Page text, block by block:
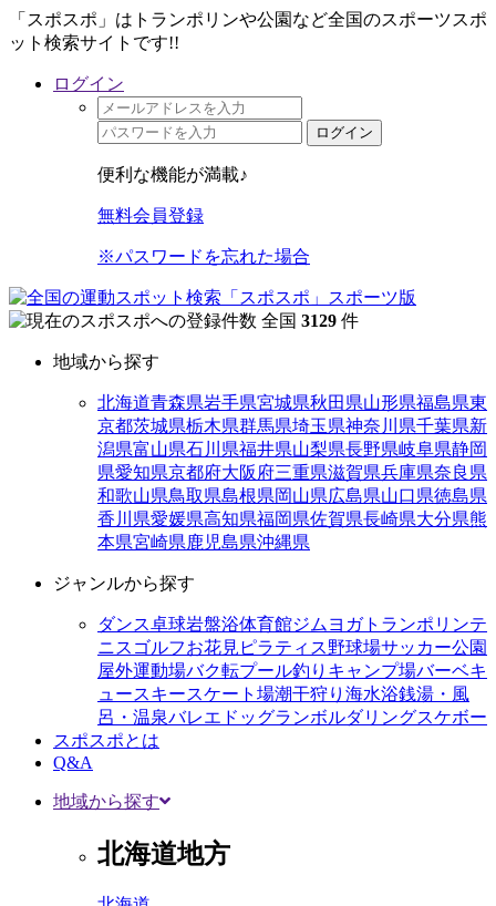
「スポスポ」はトランポリンや公園など全国のスポーツスポ
ット検索サイトです!!
ログイン
ログイン
便利な機能が満載♪
無料会員登録
※パスワードを忘れた場合
全国 3129 件
地域から探す
北海道青森県岩手県宮城県秋田県山形県福島県東
京都茨城県栃木県群馬県埼玉県神奈川県千葉県新
潟県富山県石川県福井県山梨県長野県岐阜県静岡
県愛知県京都府大阪府三重県滋賀県兵庫県奈良県
和歌山県鳥取県島根県岡山県広島県山口県徳島県
香川県愛媛県高知県福岡県佐賀県長崎県大分県熊
本県宮崎県鹿児島県沖縄県
ジャンルから探す
ダンス卓球岩盤浴体育館ジム ヨガトランポリンテ
ニス ゴルフお花見 ピラティス野球場サッカー公園
屋外運動場バク転プール釣り キャンプ場バーベキ
ュースキースケート場潮干狩り 海水浴銭湯・風
呂・温泉バレエ ドッグランボルダリングスケボー
スポスポとは
Q&A
地域から探す
北海道地方